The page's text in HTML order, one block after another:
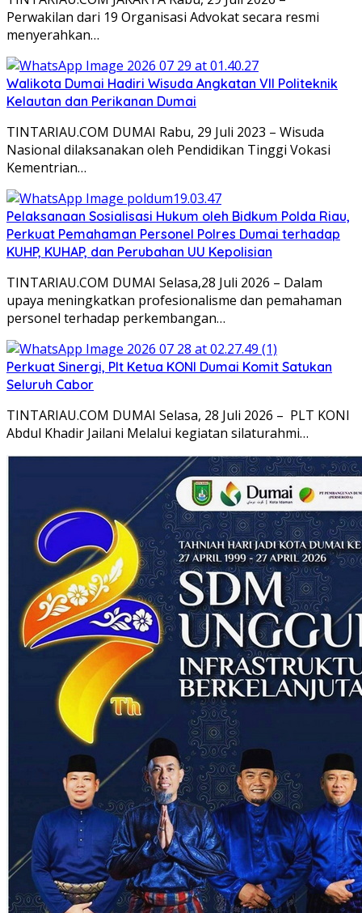
Perwakilan dari 19 Organisasi Advokat secara resmi
menyerahkan…
Walikota Dumai Hadiri Wisuda Angkatan VII Politeknik
Kelautan dan Perikanan Dumai
TINTARIAU.COM DUMAI Rabu, 29 Juli 2023 – Wisuda
Nasional dilaksanakan oleh Pendidikan Tinggi Vokasi
Kementrian…
Pelaksanaan Sosialisasi Hukum oleh Bidkum Polda Riau,
Perkuat Pemahaman Personel Polres Dumai terhadap
KUHP, KUHAP, dan Perubahan UU Kepolisian
TINTARIAU.COM DUMAI Selasa,28 Juli 2026 – Dalam
upaya meningkatkan profesionalisme dan pemahaman
personel terhadap perkembangan…
Perkuat Sinergi, Plt Ketua KONI Dumai Komit Satukan
Seluruh Cabor
TINTARIAU.COM DUMAI Selasa, 28 Juli 2026 – PLT KONI
Abdul Khadir Jailani Melalui kegiatan silaturahmi…